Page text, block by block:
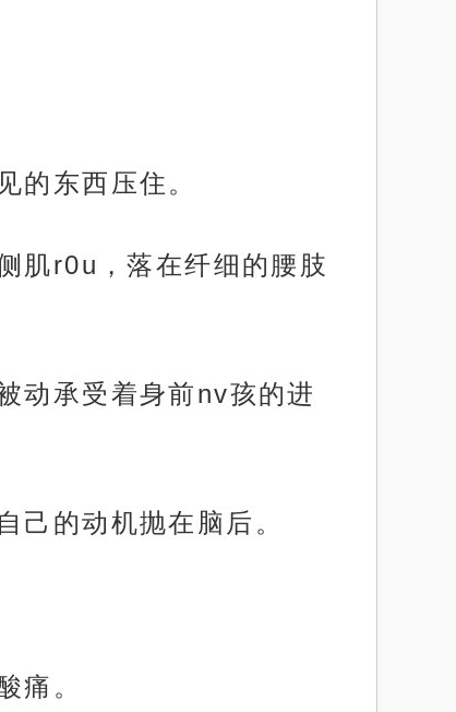
的东西压住。
肌r0u，落在纤细的腰肢
动承受着身前nv孩的进
己的动机抛在脑后。
痛。